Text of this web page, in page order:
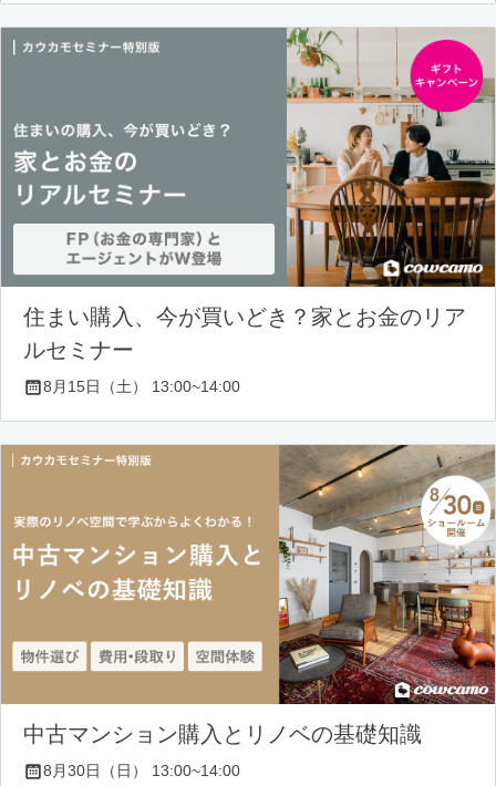
住まい購入、今が買いどき？家とお金のリア
ルセミナー
8月15日（土） 13:00~14:00
中古マンション購入とリノベの基礎知識
8月30日（日） 13:00~14:00